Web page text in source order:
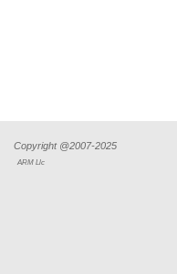
Copyright @2007-2025
ARM Llc